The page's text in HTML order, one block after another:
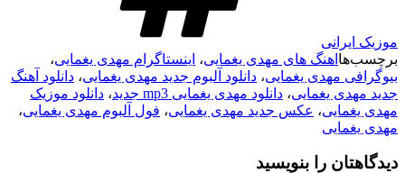
موزیک ایرانی
برچسب‌ها اهنگ های مهدی یغمایی، اینستاگرام مهدی یغمایی،
بیوگرافی مهدی یغمایی، دانلود آلبوم جدید مهدی یغمایی، دانلود آهنگ
جدید مهدی یغمایی، دانلود مهدی یغمایی mp3 جدید ، دانلود موزیک
مهدی یغمایی، عکس جدید مهدی یغمایی، فول آلبوم مهدی یغمایی،
مهدی یغمایی
دیدگاهتان را بنویسید